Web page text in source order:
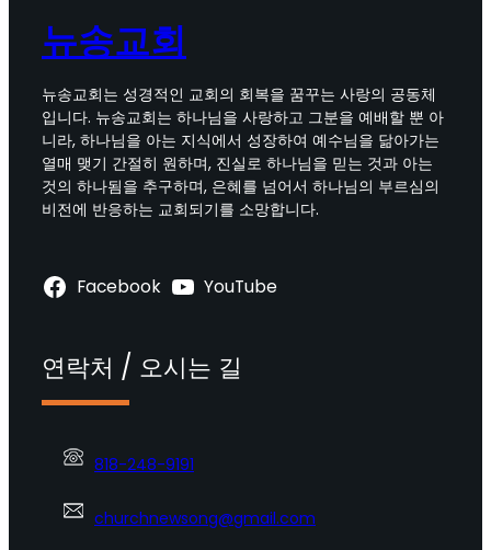
뉴송교회
뉴송교회는 성경적인 교회의 회복을 꿈꾸는 사랑의 공동체
입니다. 뉴송교회는 하나님을 사랑하고 그분을 예배할 뿐 아
니라, 하나님을 아는 지식에서 성장하여 예수님을 닮아가는
열매 맺기 간절히 원하며, 진실로 하나님을 믿는 것과 아는
것의 하나됨을 추구하며, 은혜를 넘어서 하나님의 부르심의
비전에 반응하는 교회되기를 소망합니다.
Facebook YouTube
연락처 / 오시는 길
818-248-9191
churchnewsong@gmail.com